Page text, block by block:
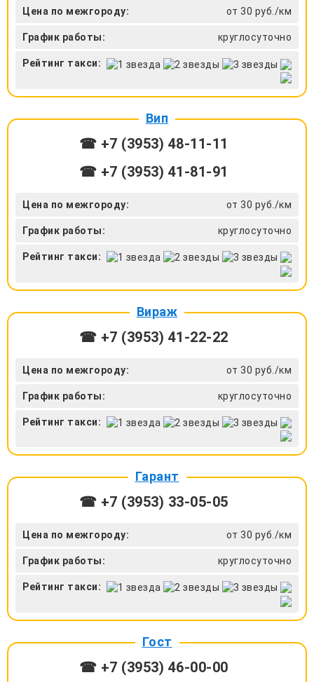
Цена по межгороду: от 30 руб./км
График работы: круглосуточно
Рейтинг такси:
Вип
☎ +7 (3953) 48-11-11
☎ +7 (3953) 41-81-91
Цена по межгороду: от 30 руб./км
График работы: круглосуточно
Рейтинг такси:
Вираж
☎ +7 (3953) 41-22-22
Цена по межгороду: от 30 руб./км
График работы: круглосуточно
Рейтинг такси:
Гарант
☎ +7 (3953) 33-05-05
Цена по межгороду: от 30 руб./км
График работы: круглосуточно
Рейтинг такси:
Гост
☎ +7 (3953) 46-00-00